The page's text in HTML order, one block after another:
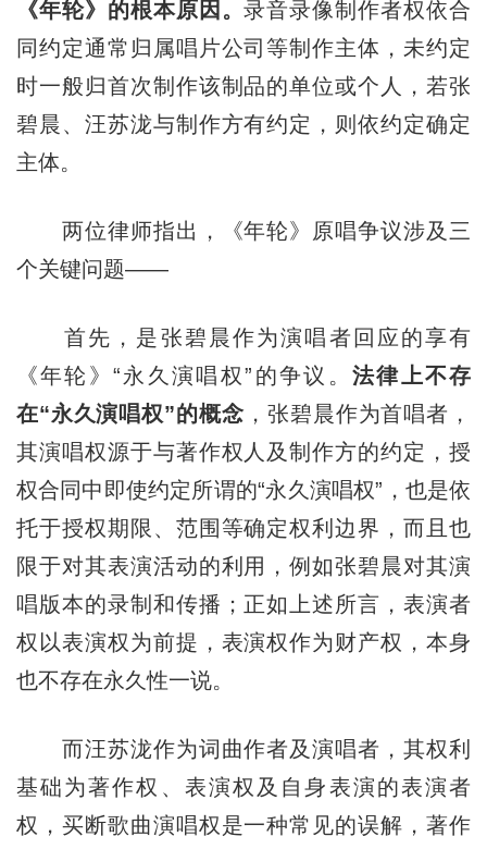
《年轮》的根本原因。录音录像制作者权依合
同约定通常归属唱片公司等制作主体，未约定
时一般归首次制作该制品的单位或个人，若张
碧晨、汪苏泷与制作方有约定，则依约定确定
主体。
两位律师指出，《年轮》原唱争议涉及三
个关键问题——
首先，是张碧晨作为演唱者回应的享有
《年轮》“永久演唱权”的争议。 法律上不存
在“永久演唱权”的概念，张碧晨作为首唱者，
其演唱权源于与著作权人及制作方的约定，授
权合同中即使约定所谓的“永久演唱权”，也是依
托于授权期限、范围等确定权利边界，而且也
限于对其表演活动的利用，例如张碧晨对其演
唱版本的录制和传播；正如上述所言，表演者
权以表演权为前提，表演权作为财产权，本身
也不存在永久性一说。
而汪苏泷作为词曲作者及演唱者，其权利
基础为著作权、表演权及自身表演的表演者
权，买断歌曲演唱权是一种常见的误解，著作